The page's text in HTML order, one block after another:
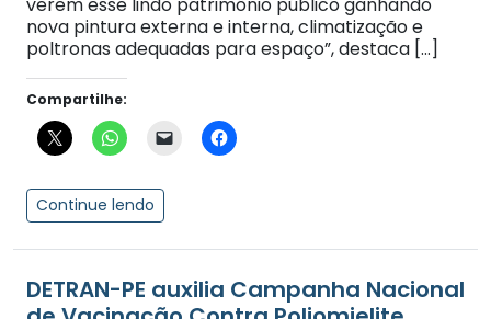
verem esse lindo patrimônio público ganhando
nova pintura externa e interna, climatização e
poltronas adequadas para espaço”, destaca […]
Compartilhe:
Continue lendo
DETRAN-PE auxilia Campanha Nacional